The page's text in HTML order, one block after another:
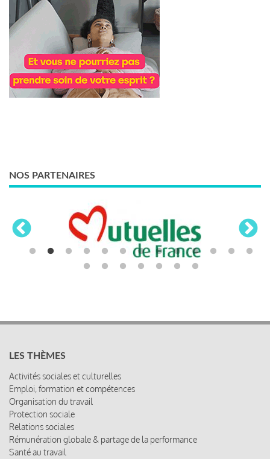
NOS PARTENAIRES
LES THÈMES
Activités sociales et culturelles
Emploi, formation et compétences
Organisation du travail
Protection sociale
Relations sociales
Rémunération globale & partage de la performance
Santé au travail